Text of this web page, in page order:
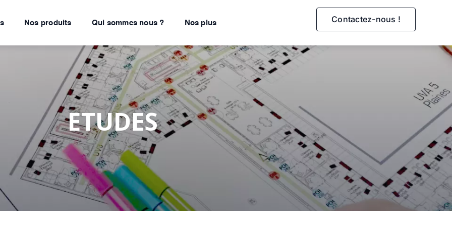
Nos produits Qui sommes nous ? Nos plus Contactez-nous !
ETUDES